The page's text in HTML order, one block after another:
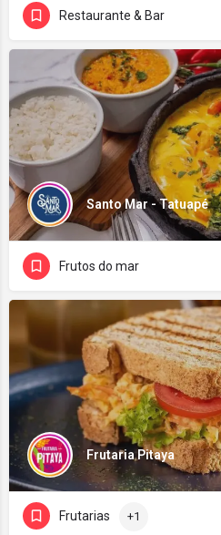
Restaurante & Bar
Santo Mar - Tatuapé
Frutos do mar
Frutaria Pitaya
Frutarias +1